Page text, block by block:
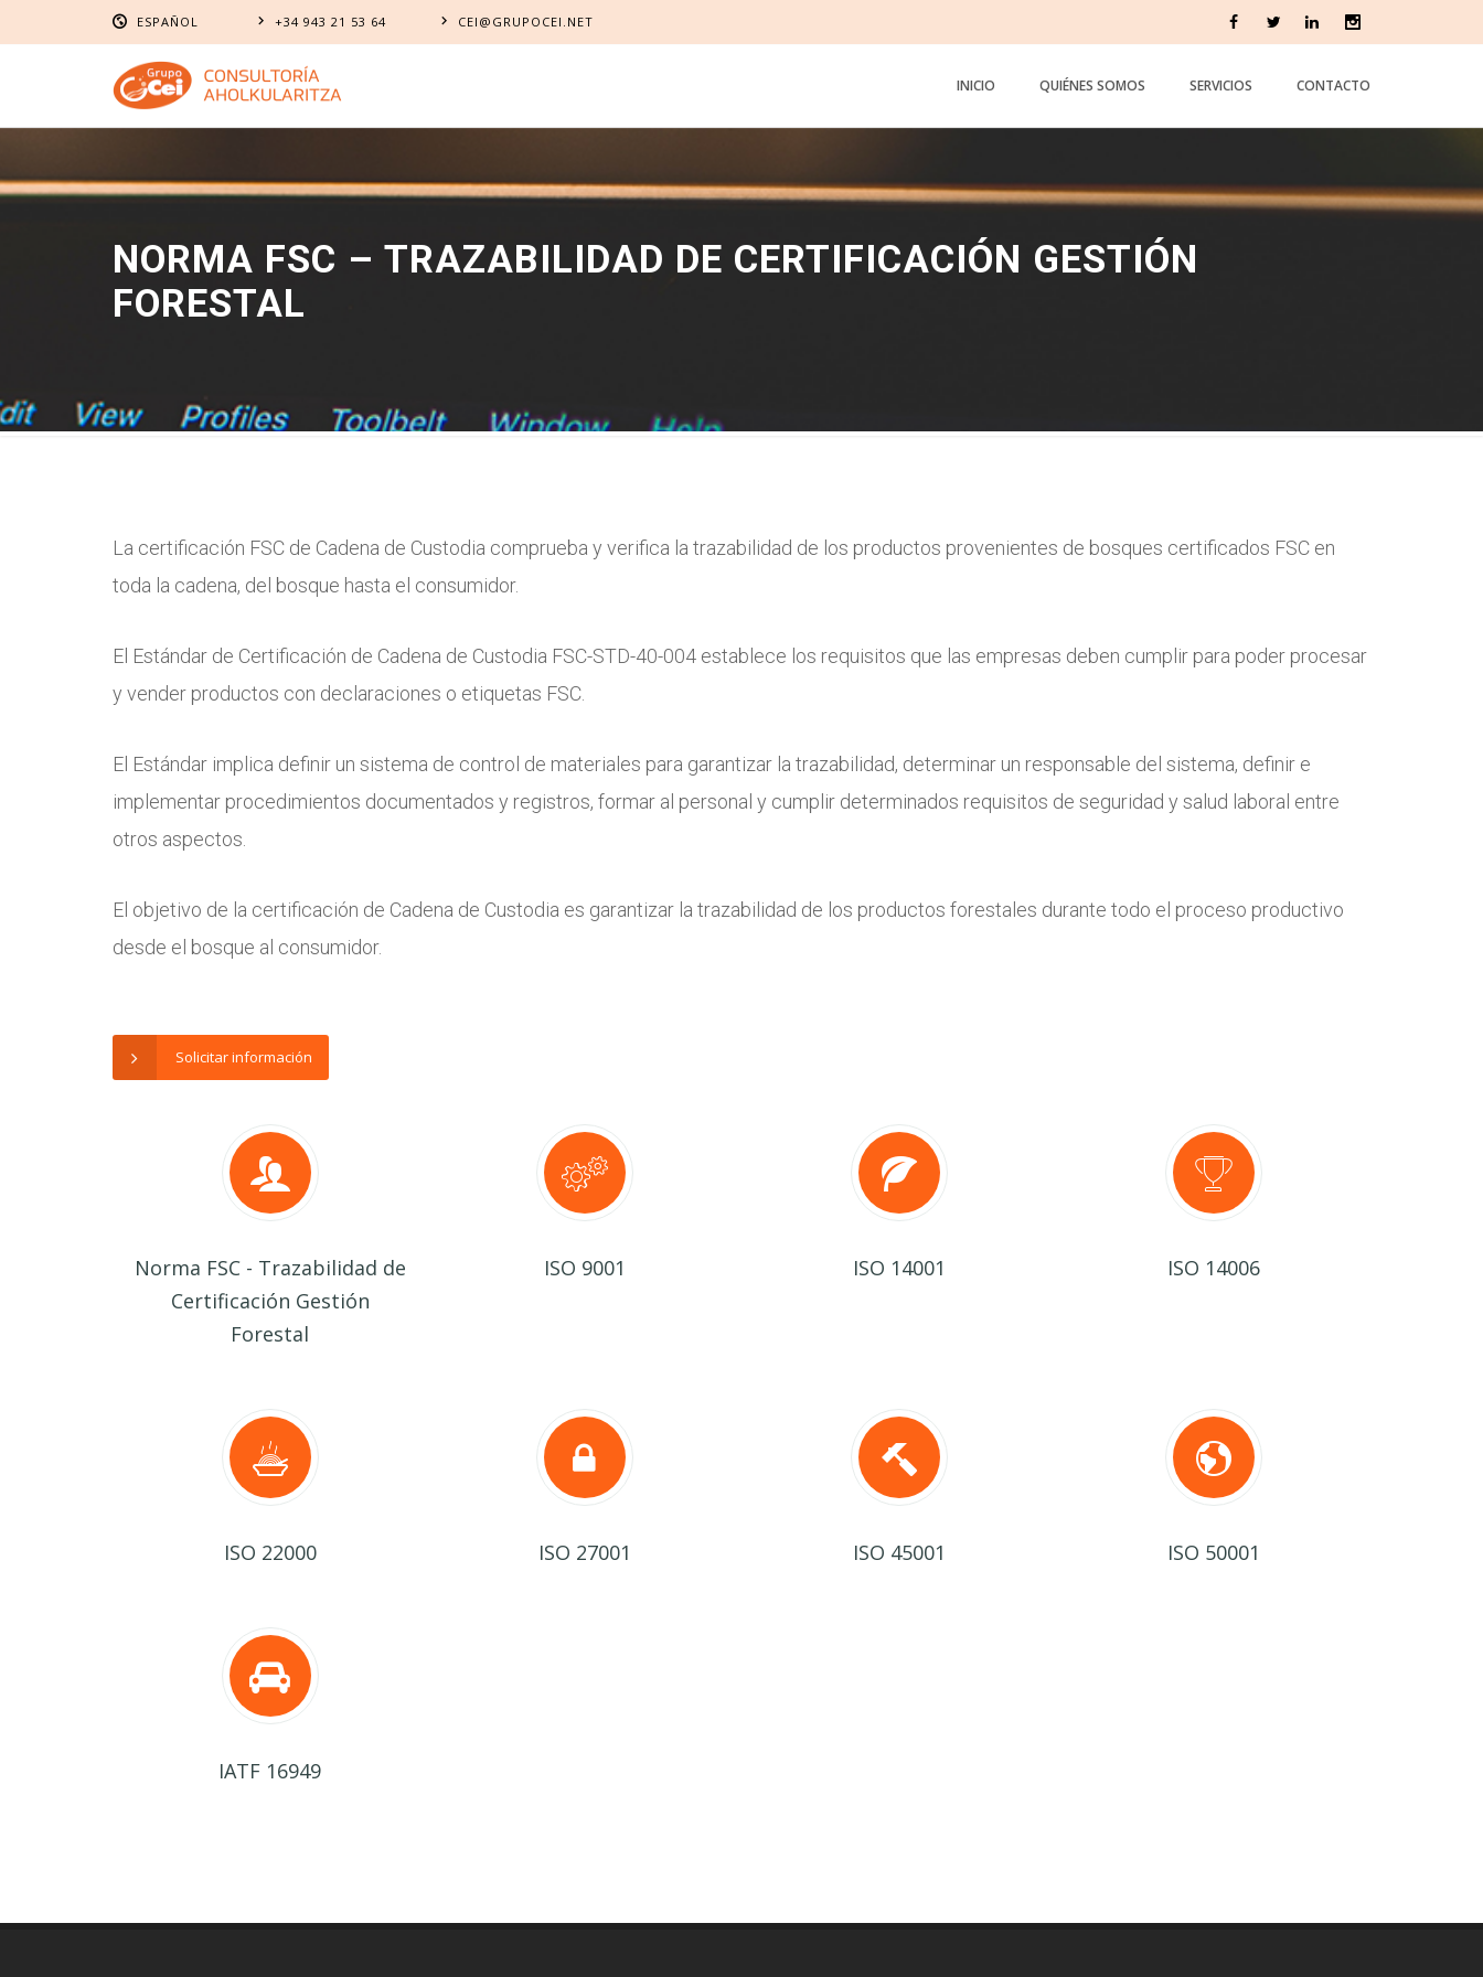
ESPAÑOL
EUSKARA
ESPAÑOL
+34 943 21 53 64 CEI@GRUPOCEI.NET
INICIO QUIÉNES SOMOS SERVICIOS CONTACTO
NORMA FSC – TRAZABILIDAD DE CERTIFICACIÓN GESTIÓN
FORESTAL
La certificación FSC de Cadena de Custodia comprueba y verifica la trazabilidad de los productos provenientes de bosques certificados FSC en
toda la cadena, del bosque hasta el consumidor.
El Estándar de Certificación de Cadena de Custodia FSC-STD-40-004 establece los requisitos que las empresas deben cumplir para poder procesar
y vender productos con declaraciones o etiquetas FSC.
El Estándar implica definir un sistema de control de materiales para garantizar la trazabilidad, determinar un responsable del sistema, definir e
implementar procedimientos documentados y registros, formar al personal y cumplir determinados requisitos de seguridad y salud laboral entre
otros aspectos.
El objetivo de la certificación de Cadena de Custodia es garantizar la trazabilidad de los productos forestales durante todo el proceso productivo
desde el bosque al consumidor.
Solicitar información
Norma FSC - Trazabilidad de
Certificación Gestión
Forestal
ISO 9001 ISO 14001 ISO 14006
ISO 22000 ISO 27001 ISO 45001 ISO 50001
IATF 16949